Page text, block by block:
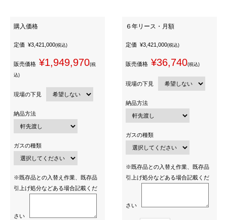
購入価格
定価 ¥3,421,000(税込)
販売価格 ¥1,949,970(税
込)
現場の下見
納品方法
ガスの種類
※既存品との入替え作業、既存品
引上げ処分などある場合記載くだ
さい
６年リース・月額
定価 ¥3,421,000(税込)
販売価格 ¥36,740(税込)
現場の下見
納品方法
ガスの種類
※既存品との入替え作業、既存品
引上げ処分などある場合記載くだ
さい